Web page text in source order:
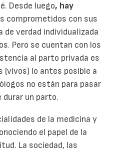
Desde luego, hay
comprometidos con sus
verdad individualizada
Pero se cuentan con los
al parto privada es
(vivos) lo antes posible a
no están para pasar
durar un parto.
de la medicina y
el papel de la
La sociedad, las